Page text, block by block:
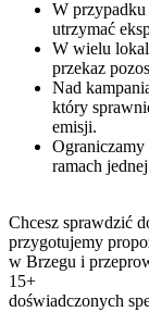
W przypadku
utrzymać
W wielu
przekaz
Nad
który
emisji.
Ograniczamy
ramach
Chcesz sprawdzić
przygotujemy
w Brzegu i
15+
doświadczonych